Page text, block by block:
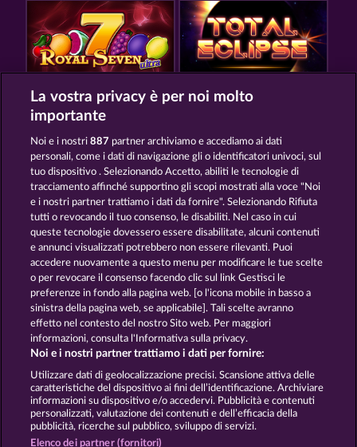
ROYAL SEVEN ULTRA TOTAL ECLIPSE
SUPER DUPER CHERRY
Termini e condizioni
Informativa sulla privacy Note legali
Società FAQ Facebook
Invia richiesta di recesso
La vostra privacy è per noi molto
importante
Noi e i nostri887 partner archiviamo e accediamo ai dati
personali, come i dati di navigazione gli o identificatori univoci, sul
tuo dispositivo . Selezionando Accetto, abiliti le tecnologie di
tracciamento affinché supportino gli scopi mostrati alla voce "Noi
e i nostri partner trattiamo i dati da fornire". Selezionando Rifiuta
tutti o revocando il tuo consenso, le disabiliti. Nel caso in cui
queste tecnologie dovessero essere disabilitate, alcuni contenuti
e annunci visualizzati potrebbero non essere rilevanti. Puoi
accedere nuovamente a questo menu per modificare le tue scelte
o per revocare il consenso facendo clic sul link Gestisci le
preferenze in fondo alla pagina web. [o l'icona mobile in basso a
sinistra della pagina web, se applicabile]. Tali scelte avranno
effetto nel contesto del nostro Sito web. Per maggiori
informazioni, consulta l'Informativa sulla privacy.
Noi e i nostri partner trattiamo i dati per fornire:
Utilizzare dati di geolocalizzazione precisi. Scansione attiva delle
caratteristiche del dispositivo ai fini dell’identificazione. Archiviare
informazioni su dispositivo e/o accedervi. Pubblicità e contenuti
personalizzati, valutazione dei contenuti e dell’efficacia della
pubblicità, ricerche sul pubblico, sviluppo di servizi.
Elenco dei partner (fornitori)